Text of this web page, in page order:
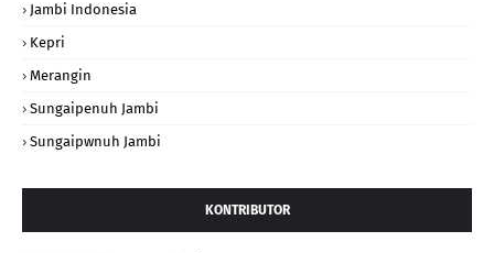
Jambi Indonesia
Kepri
Merangin
Sungaipenuh Jambi
Sungaipwnuh Jambi
KONTRIBUTOR